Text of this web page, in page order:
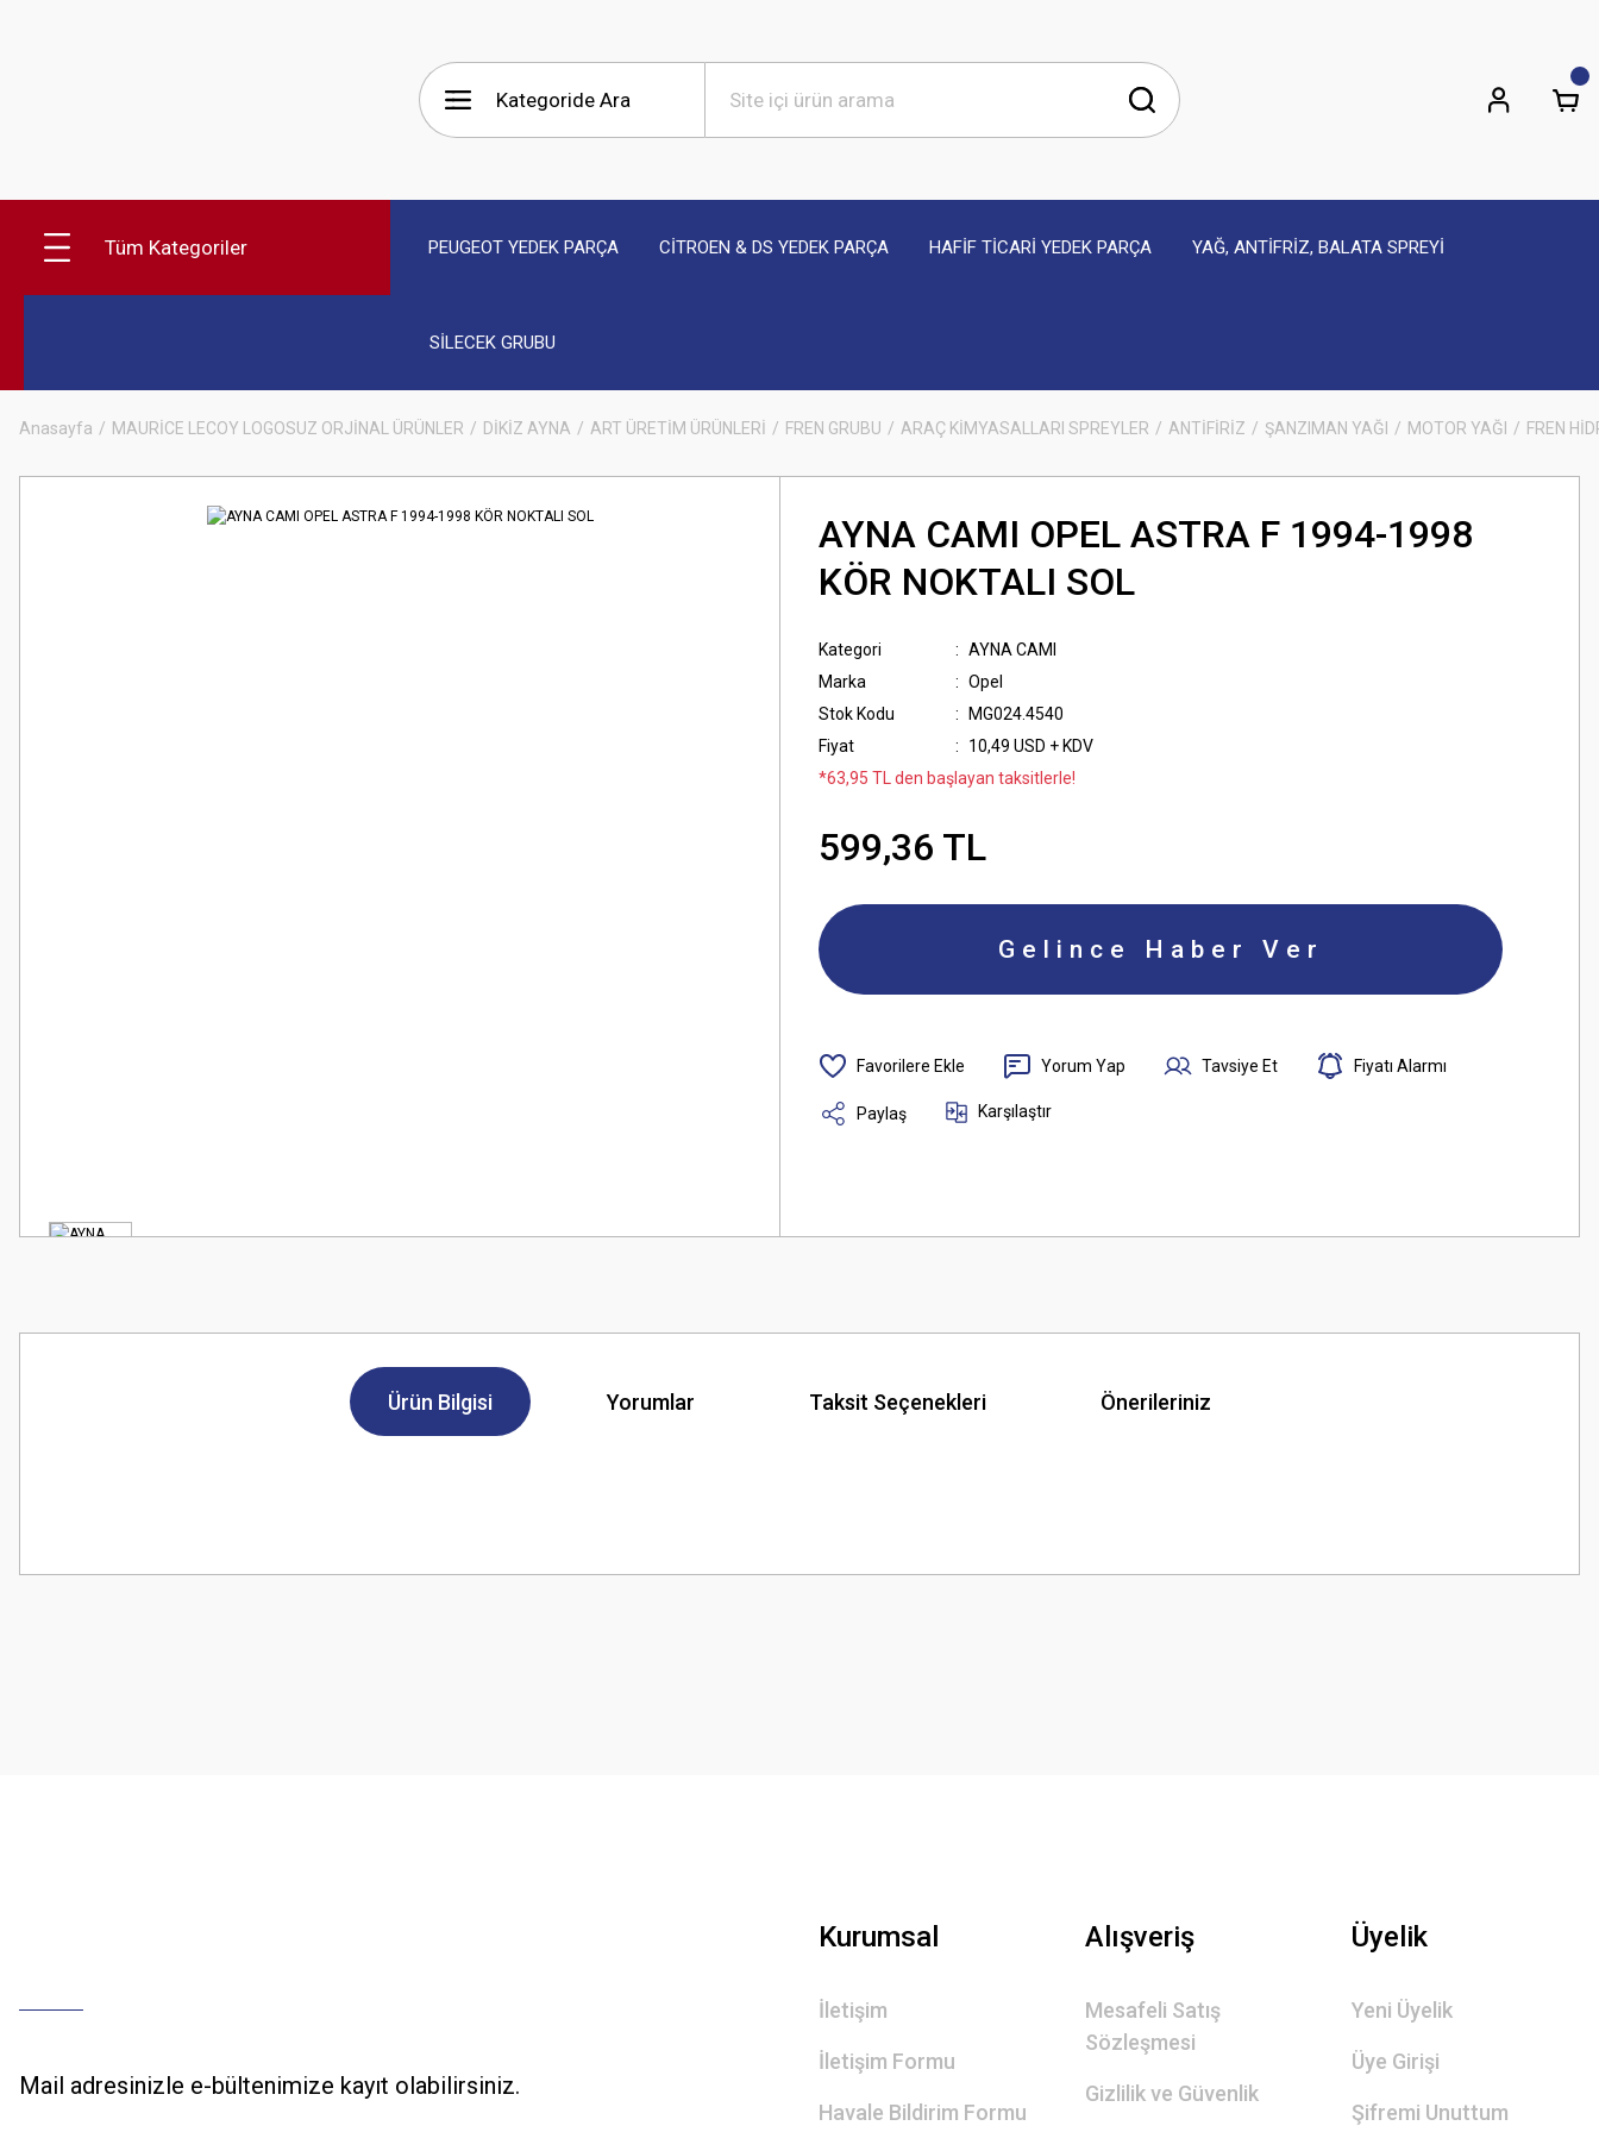
Tüm Kategoriler PEUGEOT YEDEK PARÇA CİTROEN & DS YEDEK PARÇA HAFİF TİCARİ YEDEK PARÇA YAĞ, ANTİFRİZ, BALATA SPREYİ
SİLECEK GRUBU
Anasayfa MAURİCE LECOY LOGOSUZ ORJİNAL ÜRÜNLER DİKİZ AYNA ART ÜRETİM ÜRÜNLERİ FREN GRUBU ARAÇ KİMYASALLARI SPREYLER ANTİFİRİZ ŞANZIMAN YAĞI MOTOR YAĞI FREN
AYNA CAMI OPEL ASTRA F 1994-1998
KÖR NOKTALI SOL
Kategori
AYNA CAMI
Marka
Opel
Stok Kodu
MG024.4540
Fiyat
10,49 USD + KDV
*63,95 TL den başlayan taksitlerle!
599,36 TL
Gelince Haber Ver
Yorum Yap Tavsiye Et Fiyatı Alarmı
Paylaş Karşılaştır
Ürün Bilgisi Yorumlar Taksit Seçenekleri Önerileriniz
Görüş ve önerileriniz için teşekkür ederiz.
Mail adresinizle e-bültenimize kayıt olabilirsiniz.
Kurumsal
İletişim
İletişim Formu
Havale Bildirim Formu
Alışveriş
Mesafeli Satış
Sözleşmesi
Gizlilik ve Güvenlik
Üyelik
Yeni Üyelik
Üye Girişi
Şifremi Unuttum